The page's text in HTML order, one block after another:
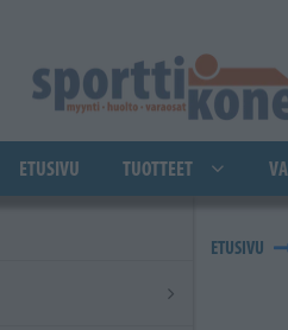
ETUSIVU TUOTTEET
ETUSIVU